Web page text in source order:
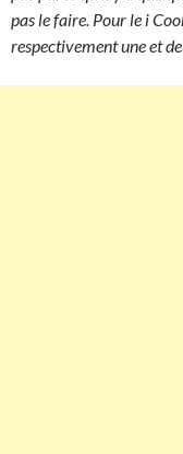
pas le faire. Pour le i
respectivement une et